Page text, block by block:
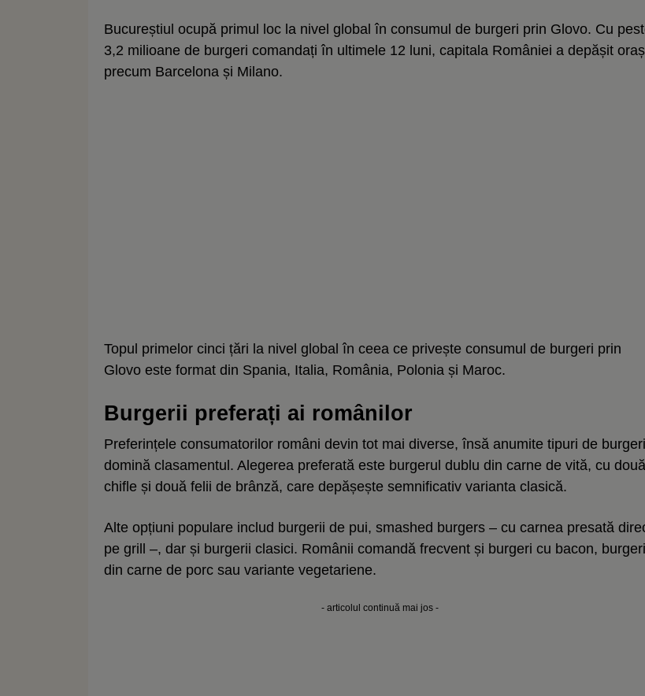
Bucureștiul ocupă primul loc la nivel global în consumul de burgeri prin Glovo. Cu
3,2 milioane de burgeri comandați în ultimele 12 luni, capitala României a depășit
precum Barcelona și Milano.
Topul primelor cinci țări la nivel global în ceea ce privește consumul de burgeri prin
Glovo este format din Spania, Italia, România, Polonia și Maroc.
Burgerii preferați ai românilor
Preferințele consumatorilor români devin tot mai diverse, însă anumite tipuri de burgeri
domină clasamentul. Alegerea preferată este burgerul dublu din carne de vită, cu două
chifle și două felii de brânză, care depășește semnificativ varianta clasică.
Alte opțiuni populare includ burgerii de pui, smashed burgers – cu carnea presată
pe grill –, dar și burgerii clasici. Românii comandă frecvent și burgeri cu bacon, burgeri
din carne de porc sau variante vegetariene.
- articolul continuă mai jos -